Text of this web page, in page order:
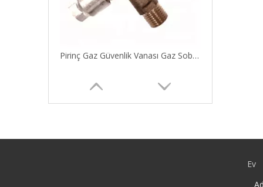
Pirinç Gaz Güvenlik Vanası Gaz Sobası Vanası
Ev